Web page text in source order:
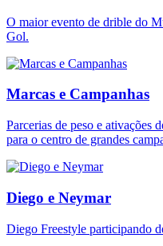
O maior evento de drible do
Gol.
Marcas e Campanhas
Parcerias de peso e ativações
para o centro de grandes
Diego e Neymar
Diego Freestyle participando